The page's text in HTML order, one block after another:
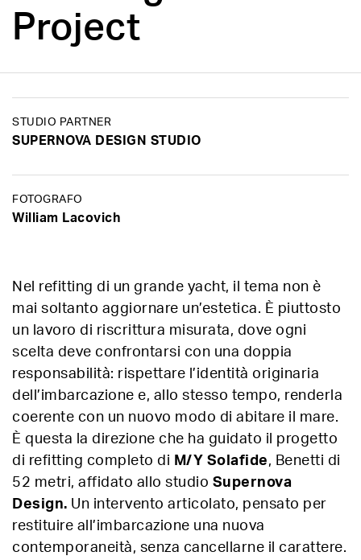
Project
STUDIO PARTNER
SUPERNOVA DESIGN STUDIO
FOTOGRAFO
William Lacovich
Nel refitting di un grande yacht, il tema non è
mai soltanto aggiornare un’estetica. È piuttosto
un lavoro di riscrittura misurata, dove ogni
scelta deve confrontarsi con una doppia
responsabilità: rispettare l’identità originaria
dell’imbarcazione e, allo stesso tempo, renderla
coerente con un nuovo modo di abitare il mare.
È questa la direzione che ha guidato il progetto
di refitting completo di M/Y Solafide, Benetti di
52 metri, affidato allo studio Supernova
Design. Un intervento articolato, pensato per
restituire all’imbarcazione una nuova
contemporaneità, senza cancellarne il carattere.